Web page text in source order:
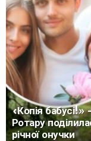
«Копія бабусі!»
Ротару
річної онучки